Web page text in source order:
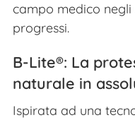
campo medico
progressi.
B-Lite®: La
naturale in
Ispirata ad una